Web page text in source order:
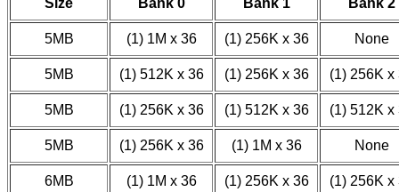
Size Bank 0 Bank 1 Bank 2
5MB (1) 1M x 36 (1) 256K x 36 None
5MB (1) 512K x 36 (1) 256K x 36 (1) 256K x
5MB (1) 256K x 36 (1) 512K x 36 (1) 512K x
5MB (1) 256K x 36 (1) 1M x 36 None
6MB (1) 1M x 36 (1) 256K x 36 (1) 256K x